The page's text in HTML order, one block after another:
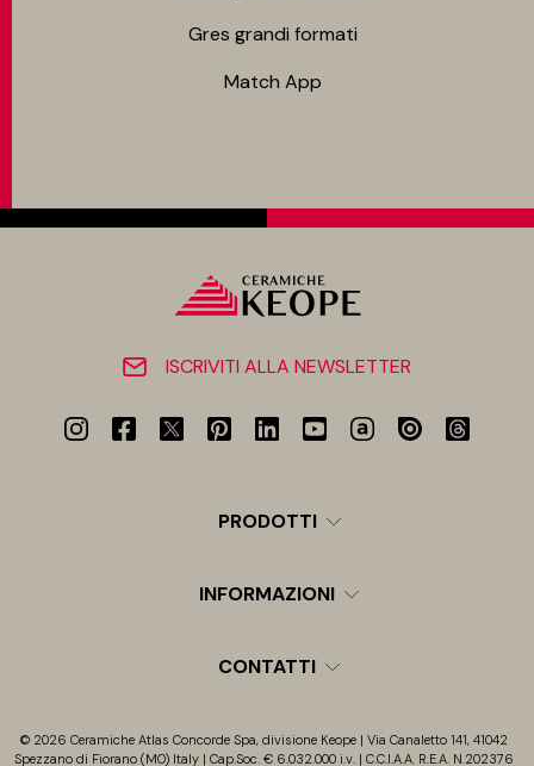
Gres grandi formati
Match App
ISCRIVITI ALLA NEWSLETTER
PRODOTTI
INFORMAZIONI
CONTATTI
© 2026 Ceramiche Atlas Concorde Spa, divisione Keope | Via Canaletto 141, 41042
Spezzano di Fiorano (MO) Italy | Cap.Soc. € 6.032.000 i.v. | C.C.I.A.A. R.E.A. N.202376